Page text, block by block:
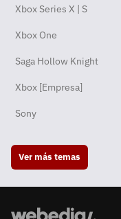
Xbox Series X | S
Xbox One
Saga Hollow Knight
Xbox [Empresa]
Sony
Ver más temas